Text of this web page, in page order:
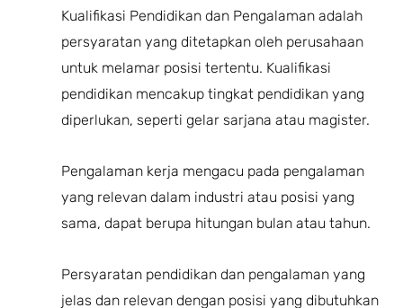
Kualifikasi Pendidikan dan Pengalaman adalah
persyaratan yang ditetapkan oleh perusahaan
untuk melamar posisi tertentu. Kualifikasi
pendidikan mencakup tingkat pendidikan yang
diperlukan, seperti gelar sarjana atau magister.
Pengalaman kerja mengacu pada pengalaman
yang relevan dalam industri atau posisi yang
sama, dapat berupa hitungan bulan atau tahun.
Persyaratan pendidikan dan pengalaman yang
jelas dan relevan dengan posisi yang dibutuhkan